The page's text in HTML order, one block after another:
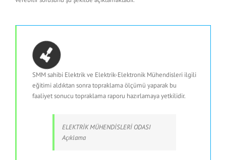
SMM sahibi Elektrik ve Elektrik-Elektronik Mühendisleri ilgili
eğitimi aldıktan sonra topraklama ölçümü yaparak bu
faaliyet sonucu topraklama raporu hazırlamaya yetkilidir.
ELEKTRİK MÜHENDİSLERİ ODASI
Açıklama